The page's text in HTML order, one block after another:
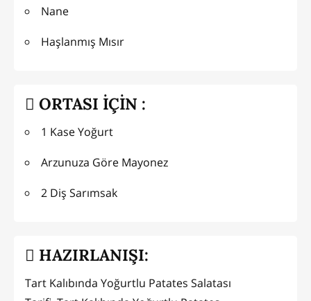
Nane
Haşlanmış Mısır
ORTASI İÇİN :
1 Kase Yoğurt
Arzunuza Göre Mayonez
2 Diş Sarımsak
HAZIRLANIŞI:
Tart Kalıbında Yoğurtlu Patates Salatası